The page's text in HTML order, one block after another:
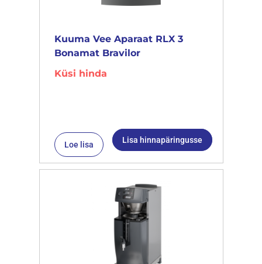
Kuuma Vee Aparaat RLX 3
Bonamat Bravilor
Küsi hinda
Loe lisa Lisa hinnapäringusse